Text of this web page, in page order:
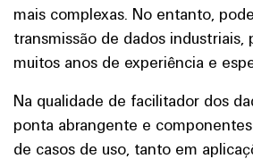
mais complexas. No entanto,
transmissão de dados
muitos anos de experiência e
Na qualidade de facilitador dos
ponta abrangente e
de casos de uso, tanto em